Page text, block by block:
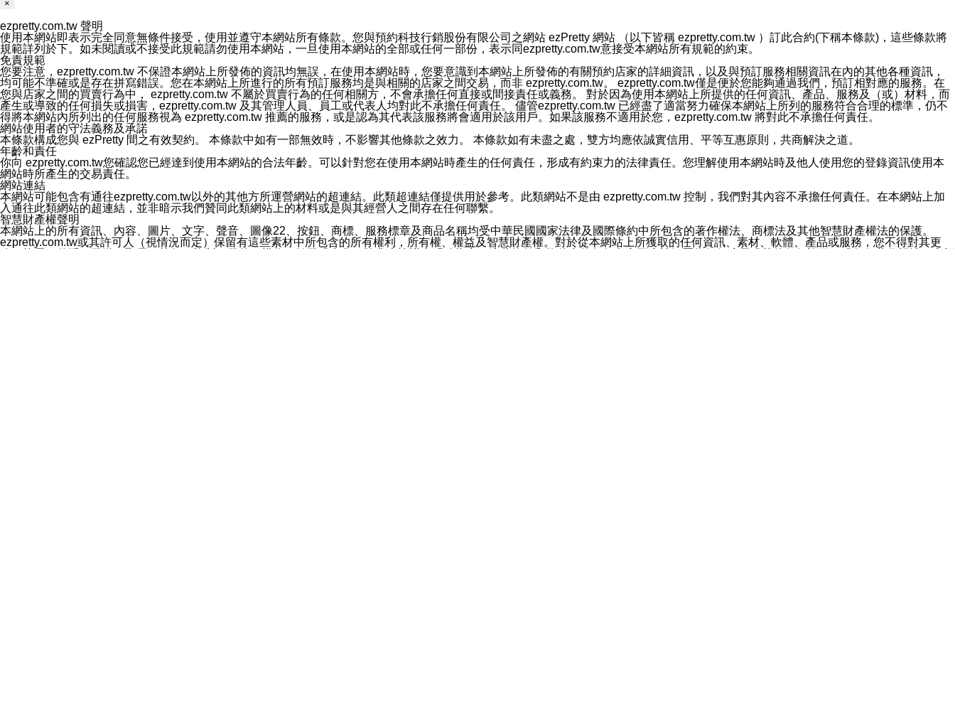
您同意本公司網站，透過您所提供的郵件地址與您取得聯絡並傳送或宣傳本網站各項服務之資料或電子郵件供您參考。您能依照該資料或電子郵件所指示之方法、說明或功能連結，隨時
停止接收這些資料或電子郵件。
十五、訊息通知
本公司/本服務將以通知型訊息傳送重要訊息給您。即使未加入本公司/本服務好友，您仍可接收到通知型訊息。
本公司/本服務傳送之通知型訊息以對您有效且重要的訊息為限，以廣告或其他目的的訊息皆不會被傳送。滿足以下三個條件者，將可收到通知型訊息。
1.LINE 帳號設定的電話號碼與本公司/本服務所傳來的電話號碼比對相符。
2.該 LINE 帳號已在 LINE APP 設定中，同意接收通知型訊息。
3.LINE 帳號未封鎖傳送訊息之 LINE 官方帳號。
欲變更通知型訊息的設定，操作如下：
1.點選「主頁」＞「設定」
2.點選「隱私設定」
3.點選「提供使用資料」
4.點選「LINE通知型訊息」
5.開關「接收LINE通知型訊息」
❗️關閉「接收通知型訊息」後，將不會接收到來自任何企業官方帳號或認證官方帳號的通知型訊息。
×
ezpretty.com.tw 聲明
使用本網站即表示完全同意無條件接受，使用並遵守本網站所有條款。您與預約科技行銷股份有限公司之網站 ezPretty 網站 （以下皆稱 ezpretty.com.tw ）訂此合約(下稱本條款)，這些條款將
規範詳列於下。如未閱讀或不接受此規範請勿使用本網站，一旦使用本網站的全部或任何一部份，表示同ezpretty.com.tw意接受本網站所有規範的約束。
免責規範
您要注意，ezpretty.com.tw 不保證本網站上所發佈的資訊均無誤，在使用本網站時，您要意識到本網站上所發佈的有關預約店家的詳細資訊，以及與預訂服務相關資訊在內的其他各種資訊，
均可能不準確或是存在拼寫錯誤。您在本網站上所進行的所有預訂服務均是與相關的店家之間交易，而非 ezpretty.com.tw。 ezpretty.com.tw僅是便於您能夠通過我們，預訂相對應的服務。在
您與店家之間的買賣行為中， ezpretty.com.tw 不屬於買賣行為的任何相關方，不會承擔任何直接或間接責任或義務。 對於因為使用本網站上所提供的任何資訊、產品、服務及（或）材料，而
產生或導致的任何損失或損害，ezpretty.com.tw 及其管理人員、員工或代表人均對此不承擔任何責任。 儘管ezpretty.com.tw 已經盡了適當努力確保本網站上所列的服務符合合理的標準，仍不
得將本網站內所列出的任何服務視為 ezpretty.com.tw 推薦的服務，或是認為其代表該服務將會適用於該用戶。如果該服務不適用於您，ezpretty.com.tw 將對此不承擔任何責任。
網站使用者的守法義務及承諾
本條款構成您與 ezPretty 間之有效契約。 本條款中如有一部無效時，不影響其他條款之效力。 本條款如有未盡之處，雙方均應依誠實信用、平等互惠原則，共商解決之道。
年齡和責任
你向 ezpretty.com.tw您確認您已經達到使用本網站的合法年齡。可以針對您在使用本網站時產生的任何責任，形成有約束力的法律責任。您理解使用本網站時及他人使用您的登錄資訊使用本
網站時所產生的交易責任。
網站連結
本網站可能包含有通往ezpretty.com.tw以外的其他方所運營網站的超連結。此類超連結僅提供用於參考。此類網站不是由 ezpretty.com.tw 控制，我們對其內容不承擔任何責任。在本網站上加
入通往此類網站的超連結，並非暗示我們贊同此類網站上的材料或是與其經營人之間存在任何聯繫。
智慧財產權聲明
本網站上的所有資訊、內容、圖片、文字、聲音、圖像22、按鈕、商標、服務標章及商品名稱均受中華民國國家法律及國際條約中所包含的著作權法、商標法及其他智慧財產權法的保護。
ezpretty.com.tw或其許可人（視情況而定）保留有這些素材中所包含的所有權利，所有權、權益及智慧財產權。對於從本網站上所獲取的任何資訊、素材、軟體、產品或服務，您不得對其更